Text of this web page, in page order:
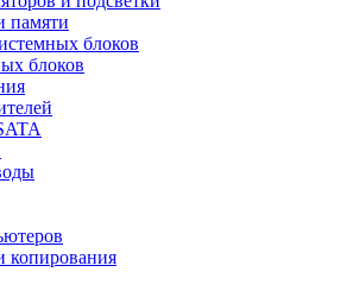
памяти
блоков
блоков
копирования